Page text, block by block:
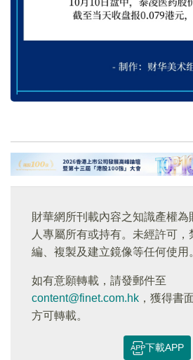
財華網所刊載內容之知識產權為
人專屬所有或持有。未經許可，
編、複製及建立鏡像等任何使用
如有意願轉載，請發郵件至
content@finet.com.hk ，獲得書
方可轉載。
下載APP